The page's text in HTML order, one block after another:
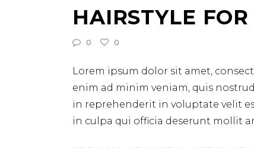
HAIRSTYLE
0 0
Lorem ipsum dolor sit amet,
enim ad minim veniam, quis
in reprehenderit in voluptate velit
in culpa qui officia deserunt mollit